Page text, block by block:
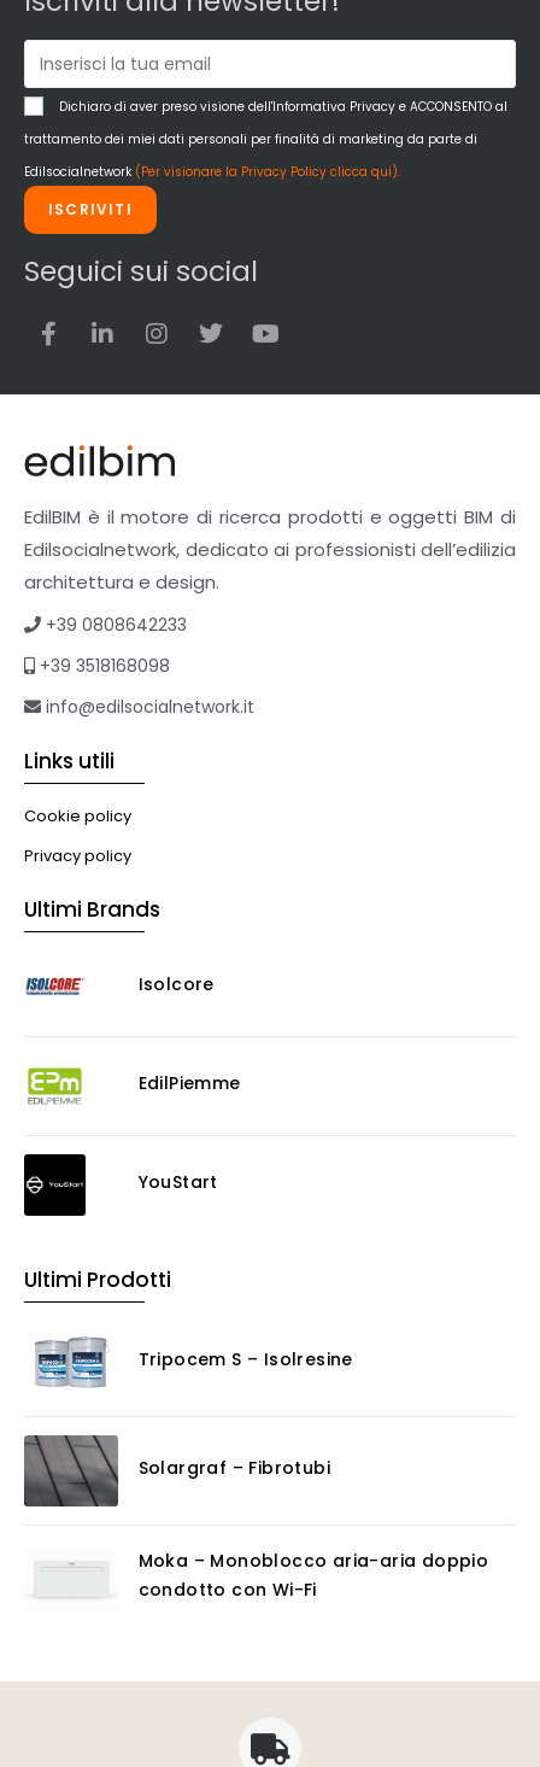
Dichiaro di aver preso visione dell'Informativa Privacy e ACCONSENTO al
trattamento dei miei dati personali per finalità di marketing da parte di
Edilsocialnetwork (Per visionare la Privacy Policy clicca qui).
ISCRIVITI
Seguici sui social
EdilBIM è il motore di ricerca prodotti e oggetti BIM di
Edilsocialnetwork, dedicato ai professionisti dell’edilizia
architettura e design.
+39 0808642233
+39 3518168098
info@edilsocialnetwork.it
Links utili
Cookie policy
Privacy policy
Ultimi Brands
Isolcore
EdilPiemme
YouStart
Ultimi Prodotti
Tripocem S – Isolresine
Solargraf – Fibrotubi
Moka – Monoblocco aria-aria doppio
condotto con Wi-Fi